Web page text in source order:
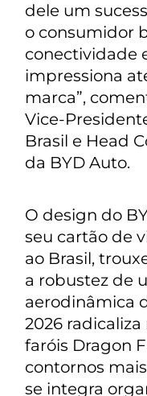
dele um
o consumidor
conectividade
impressiona
marca”,
Vice-
Brasil e Head
da BYD Auto.
O design do
seu cartão de
ao Brasil,
a robustez de
aerodinâmica
2026
faróis Dragon
contornos
se integra